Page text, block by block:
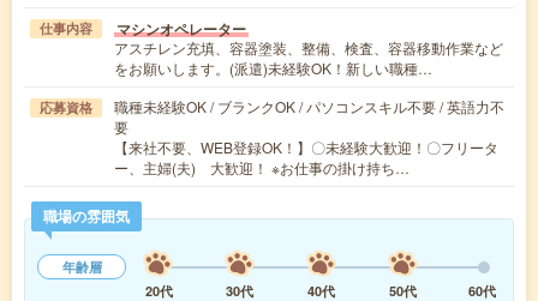
仕事内容 マシンオペレーター
アスチレン充填、容器塗装、整備、検査、容器移動作業など
をお願いします。(派遣)未経験OK！新しい職種…
応募資格
職種未経験OK / ブランクOK / パソコンスキル不要 / 英語力不
要
【来社不要、WEB登録OK！】〇未経験大歓迎！〇フリータ
ー、主婦(夫) 大歓迎！ ※お仕事の掛け持ち…
職場の雰囲気
年齢層
20代
30代 40代 50代 60代